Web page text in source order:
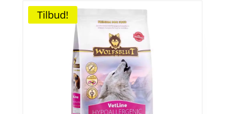
Tilbud!